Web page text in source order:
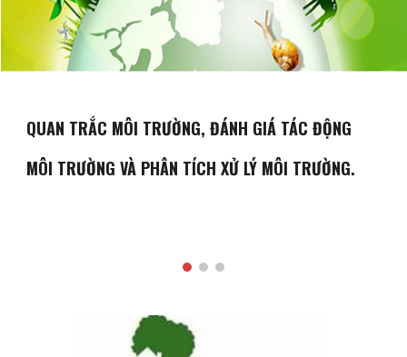
QUAN TRẮC MÔI TRƯỜNG, ĐÁNH GIÁ TÁC ĐỘNG
MÔI TRƯỜNG VÀ PHÂN TÍCH XỬ LÝ MÔI TRƯỜNG.